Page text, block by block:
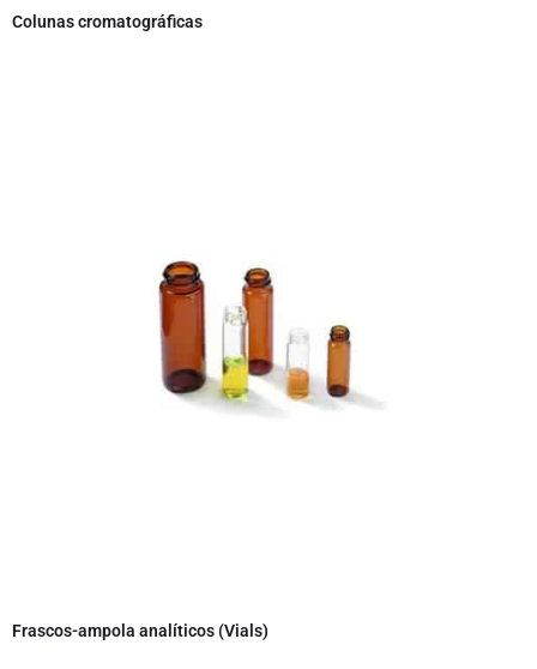
Colunas cromatográficas
Frascos-ampola analíticos (Vials)